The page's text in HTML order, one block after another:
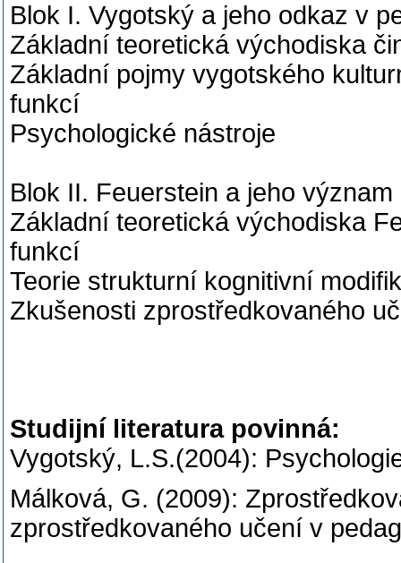
Blok I. Vygotský a jeho odkaz v
Základní teoretická východiska
Základní pojmy vygotského
funkcí
Psychologické nástroje
Blok II. Feuerstein a jeho
Základní teoretická východiska
funkcí
Teorie strukturní kognitivní
Zkušenosti zprostředkovaného
Studijní literatura povinná:
Vygotský, L.S.(2004):
Málková, G. (2009):
zprostředkovaného učení v